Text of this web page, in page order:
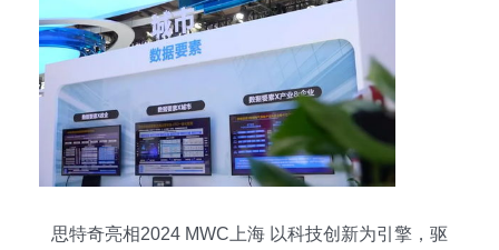
思特奇亮相2024 MWC上海 以科技创新为引擎，驱